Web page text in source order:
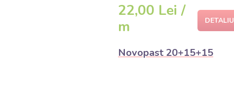
22,00 Lei /
m
DETALIU
Novopast 20+15+15